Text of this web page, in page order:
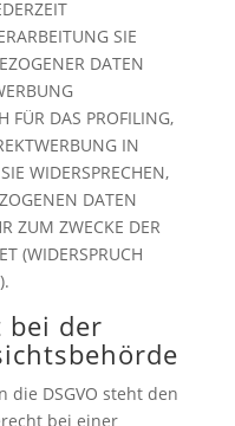
SIE
DATEN
FÜR DAS PROFILING,
IN
WIDERSPRECHEN,
DATEN
ZUM ZWECKE DER
(WIDERSPRUCH
bei der
die DSGVO steht den
bei einer